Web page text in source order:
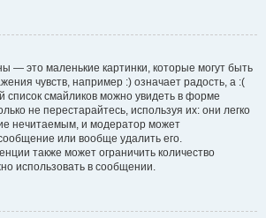
— это маленькие картинки, которые могут быть
чувств, например :) означает радость, а :(
список смайликов можно увидеть в форме
не перестарайтесь, используя их: они легко
нечитаемым, и модератор может
или вообще удалить его.
также может ограничить количество
использовать в сообщении.